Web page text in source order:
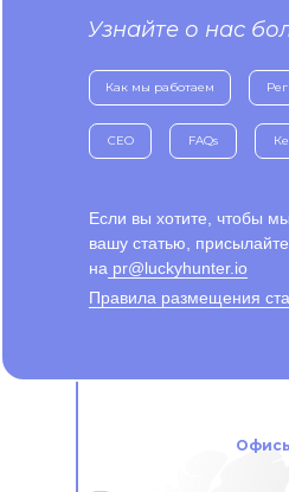
Узнайте о нас
Как мы работаем
FAQs
CEO
Если вы хотите, чтобы
вашу статью,
на pr@luckyhunter.io
Правила размещения